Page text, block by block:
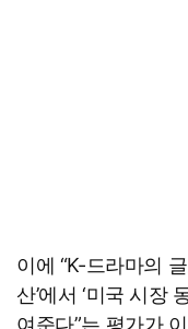
이에 “K-드라마의
산’에서 ‘미국 시장
여준다”는 평가가